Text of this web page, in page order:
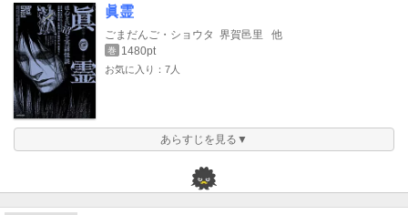
眞霊
ごまだんご・ショウタ 界賀邑里 他
巻 1480pt
お気に入り：7人
あらすじを見る▼